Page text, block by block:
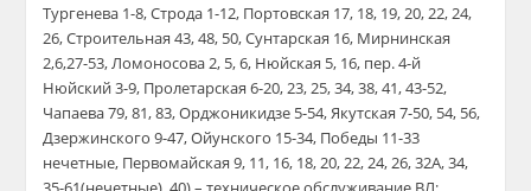
Тургенева 1-8, Строда 1-12, Портовская 17, 18, 19, 20, 22, 24,
26, Строительная 43, 48, 50, Сунтарская 16, Мирнинская
2,6,27-53, Ломоносова 2, 5, 6, Нюйская 5, 16, пер. 4-й
Нюйский 3-9, Пролетарская 6-20, 23, 25, 34, 38, 41, 43-52,
Чапаева 79, 81, 83, Орджоникидзе 5-54, Якутская 7-50, 54, 56,
Дзержинского 9-47, Ойунского 15-34, Победы 11-33
нечетные, Первомайская 9, 11, 16, 18, 20, 22, 24, 26, 32А, 34,